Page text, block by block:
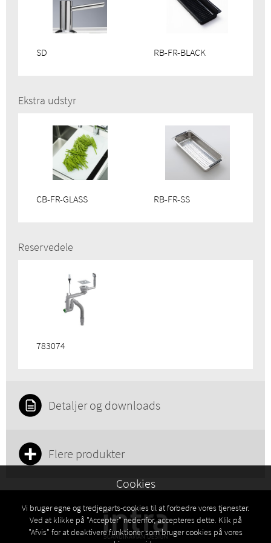
SD RB-FR-BLACK
Ekstra udstyr
CB-FR-GLASS RB-FR-SS
Reservedele
783074
Detaljer og downloads
Flere produkter
Cookies
Vi bruger egne og tredjeparts-cookies til at forbedre vores tjenester.
Ved at klikke på "Accepter" nedenfor, accepteres dette. Klik på
"Afvis" for at deaktivere funktioner som bruger cookies på vores